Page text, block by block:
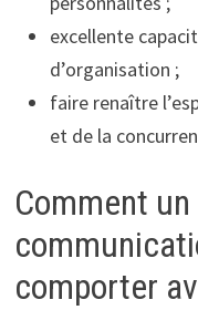
excellente
d’organisation ;
faire renaître
et de la
Comment
comporter